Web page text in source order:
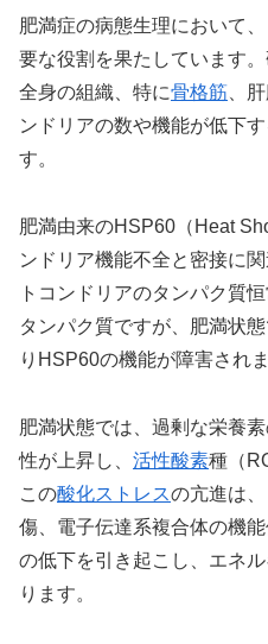
肥満症の病態生理において
要な役割を果たしています
全身の組織、特に骨格筋 、
ンドリアの数や機能が低下
す。
肥満由来のHSP60（Heat
ンドリア機能不全と密接に
トコンドリアのタンパク質
タンパク質ですが、肥満状
りHSP60の機能が障害されま
肥満状態では、過剰な栄養
性が上昇し、 活性酸素種（
この酸化ストレスの亢進は
傷、電子伝達系複合体の機
の低下を引き起こし、エネ
ります。